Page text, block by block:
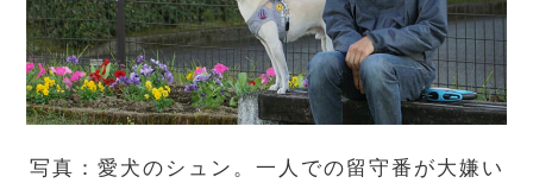
写真：愛犬のシュン。一人での留守番が大嫌い